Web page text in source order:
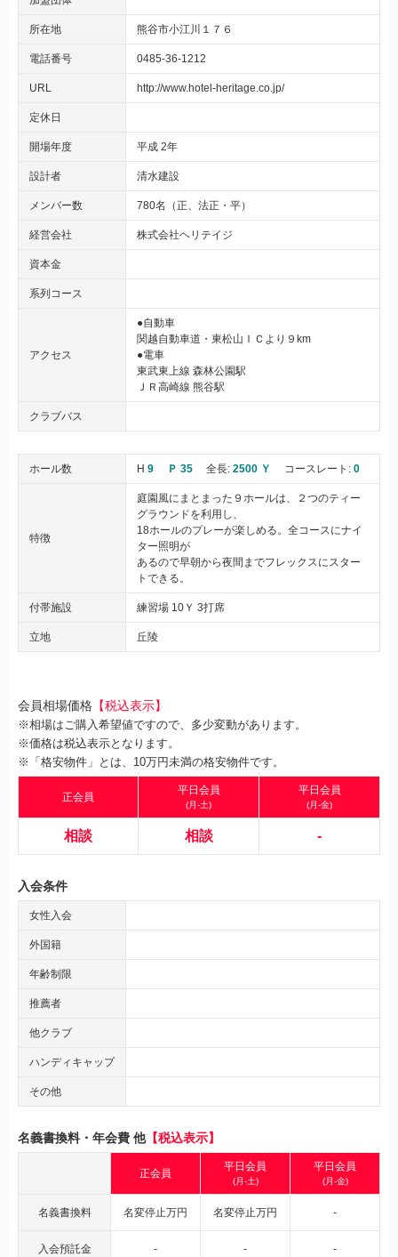
所在地 熊谷市小江川１７６
電話番号 0485-36-1212
URL http://www.hotel-heritage.co.jp/
定休日
開場年度 平成 2年
設計者 清水建設
メンバー数 780名（正、法正・平）
経営会社 株式会社ヘリテイジ
資本金
系列コース
アクセス
●自動車
関越自動車道・東松山ＩＣより９km
●電車
東武東上線 森林公園駅
ＪＲ高崎線 熊谷駅
クラブバス
ホール数 H 9 Ｐ 35 全長: 2500 Ｙ コースレート: 0
特徴
庭園風にまとまった９ホールは、２つのティー
グラウンドを利用し、
18ホールのプレーが楽しめる。全コースにナイ
ター照明が
あるので早朝から夜間までフレックスにスター
トできる。
付帯施設 練習場 10Ｙ 3打席
立地 丘陵
会員相場価格 【税込表示】
※相場はご購入希望値ですので、多少変動があります。
※価格は税込表示となります。
※「格安物件」とは、10万円未満の格安物件です。
正会員
平日会員
(月-土)
平日会員
(月-金)
相談 相談 -
入会条件
女性入会
外国籍
年齢制限
推薦者
他クラブ
ハンディキャップ
その他
名義書換料・年会費 他【税込表示】
正会員
平日会員
(月-土)
平日会員
(月-金)
名義書換料 名変停止万円 名変停止万円 -
入会預託金 - - -